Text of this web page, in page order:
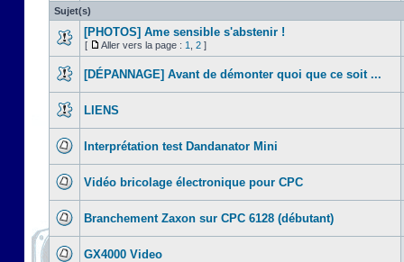
Sujet(s)
[PHOTOS] Ame sensible s'abstenir !
[ Aller vers la page : 1 2 ]
[DÉPANNAGE] Avant de démonter quoi que ce soit ...
LIENS
Interprétation test Dandanator Mini
Vidéo bricolage électronique pour CPC
Branchement Zaxon sur CPC 6128 (débutant)
GX4000 Video